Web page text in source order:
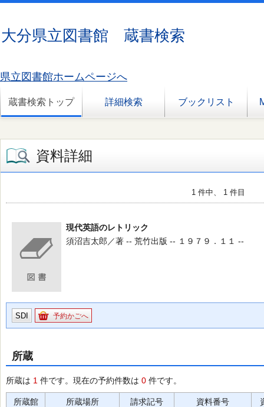
大分県立図書館 蔵書検索
県立図書館ホームページへ
蔵書検索トップ 詳細検索 ブックリスト
資料詳細
1 件中、 1 件目
現代英語のレトリック
須沼吉太郎／著 -- 荒竹出版 -- １９７９．１１ --
SDI 予約かごへ
所蔵
所蔵は 1 件です。現在の予約件数は 0 件です。
所蔵館 所蔵場所 請求記号 資料番号